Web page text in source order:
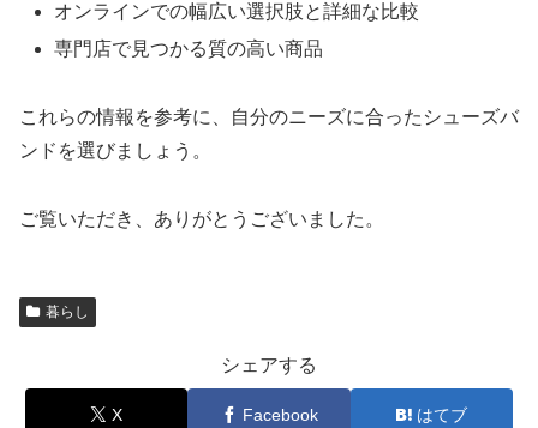
オンラインでの幅広い選択肢と詳細な比較
専門店で見つかる質の高い商品
これらの情報を参考に、自分のニーズに合ったシューズバ
ンドを選びましょう。
ご覧いただき、ありがとうございました。
暮らし
シェアする
X Facebook はてブ